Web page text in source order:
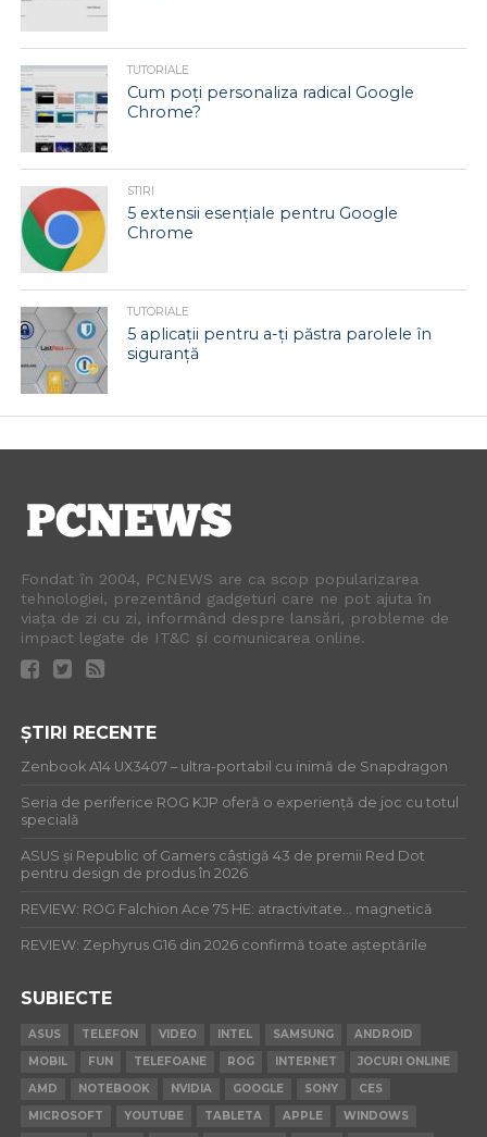
TUTORIALE
Cum poți personaliza radical Google
Chrome?
STIRI
5 extensii esențiale pentru Google
Chrome
TUTORIALE
5 aplicații pentru a-ți păstra parolele în
siguranță
Fondat în 2004, PCNEWS are ca scop popularizarea
tehnologiei, prezentând gadgeturi care ne pot ajuta în
viața de zi cu zi, informând despre lansări, probleme de
impact legate de IT&C și comunicarea online.
ȘTIRI RECENTE
Zenbook A14 UX3407 – ultra-portabil cu inimă de Snapdragon
Seria de periferice ROG KJP oferă o experiență de joc cu totul
specială
ASUS și Republic of Gamers câștigă 43 de premii Red Dot
pentru design de produs în 2026
REVIEW: ROG Falchion Ace 75 HE: atractivitate… magnetică
REVIEW: Zephyrus G16 din 2026 confirmă toate așteptările
SUBIECTE
ASUS TELEFON VIDEO INTEL SAMSUNG
ANDROID
MOBIL
FUN TELEFOANE ROG INTERNET
JOCURI ONLINE
AMD
NOTEBOOK NVIDIA GOOGLE SONY
CES
MICROSOFT
YOUTUBE TABLETA APPLE
WINDOWS